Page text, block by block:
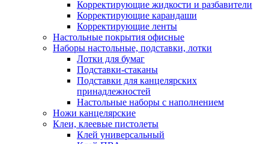
Корректирующие жидкости и разбавители
Корректирующие карандаши
Корректирующие ленты
Настольные покрытия офисные
Наборы настольные, подставки, лотки
Лотки для бумаг
Подставки-стаканы
Подставки для канцелярских
принадлежностей
Настольные наборы с наполнением
Ножи канцелярские
Клеи, клеевые пистолеты
Клей универсальный